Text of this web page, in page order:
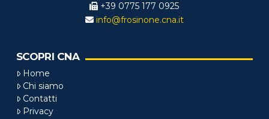
+39 0775 177 0925
info@frosinone.cna.it
SCOPRI CNA
Home
Chi siamo
Contatti
Privacy